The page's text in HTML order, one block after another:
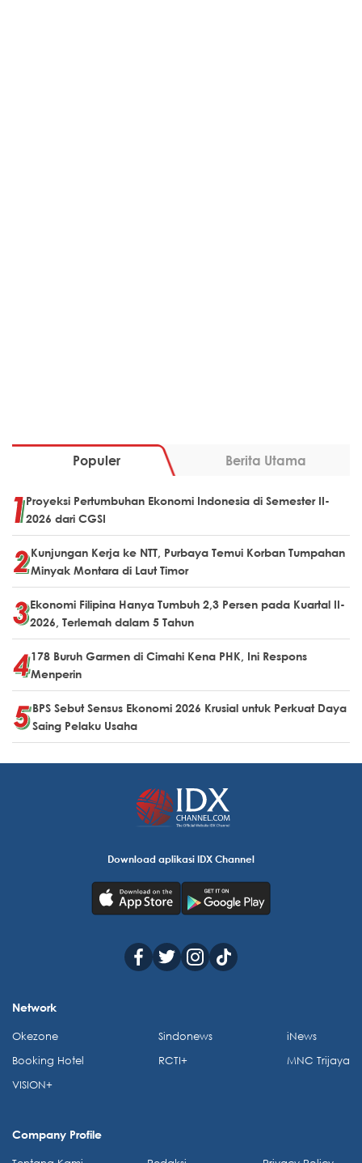
Populer Berita Utama
Proyeksi Pertumbuhan Ekonomi Indonesia di Semester II-
2026 dari CGSI
Kunjungan Kerja ke NTT, Purbaya Temui Korban Tumpahan
Minyak Montara di Laut Timor
Ekonomi Filipina Hanya Tumbuh 2,3 Persen pada Kuartal II-
2026, Terlemah dalam 5 Tahun
178 Buruh Garmen di Cimahi Kena PHK, Ini Respons
Menperin
BPS Sebut Sensus Ekonomi 2026 Krusial untuk Perkuat Daya
Saing Pelaku Usaha
Download aplikasi IDX Channel
Network
Okezone
Booking Hotel
VISION+
Sindonews
RCTI+
iNews
MNC Trijaya
Company Profile